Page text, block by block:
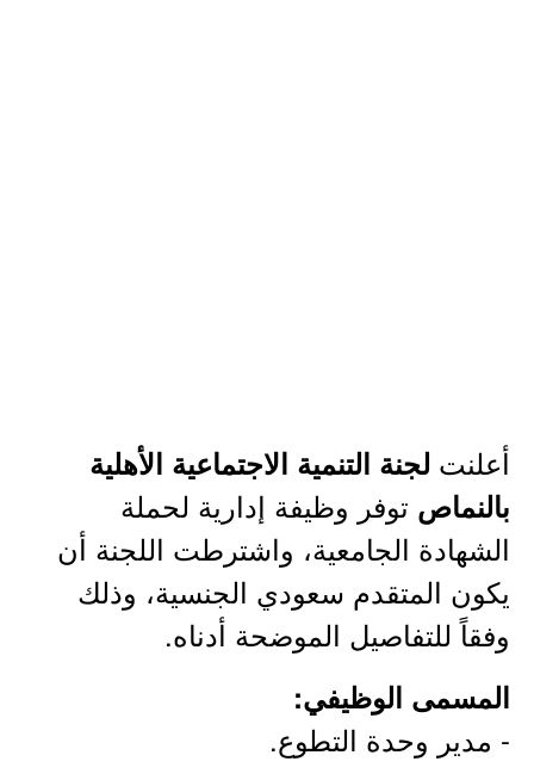
أعلنت لجنة التنمية الاجتماعية الأهلية
بالنماص توفر وظيفة إدارية لحملة
الشهادة الجامعية، واشترطت اللجنة أن
يكون المتقدم سعودي الجنسية، وذلك
وفقاً للتفاصيل الموضحة أدناه.
المسمى الوظيفي:
- مدير وحدة التطوع.